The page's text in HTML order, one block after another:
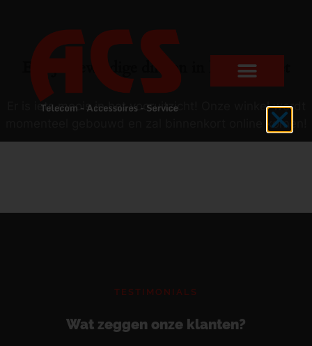
Er zijn geweldige dingen in het verschiet
Er is iets moois in het vooruitzicht! Onze winkel wordt
momenteel gebouwd en zal binnenkort online komen!
TESTIMONIALS
Wat zeggen onze klanten?